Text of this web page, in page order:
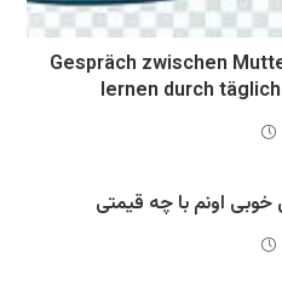
Gespräch zwischen
lernen durch